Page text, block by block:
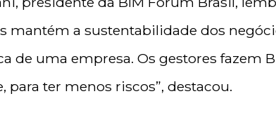
mantém a sustentabilidade dos
de uma empresa. Os gestores fazem
para ter menos riscos”, destacou.